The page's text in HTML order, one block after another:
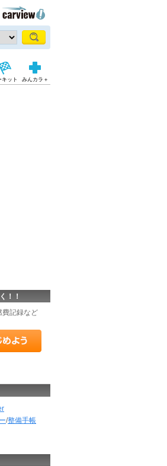
キット みんカラ＋
！！
費記録など
/整備手帳